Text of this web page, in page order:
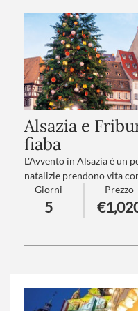
Alsazia e
fiaba
L'Avvento in Alsazia è un
natalizie prendono vita
quello di Strasburgo, che
antico di Francia oppure
autenticamente
brulé e biscotti speziati.
in un'atmosfera calorosa e
Giorni
5
Prezzo